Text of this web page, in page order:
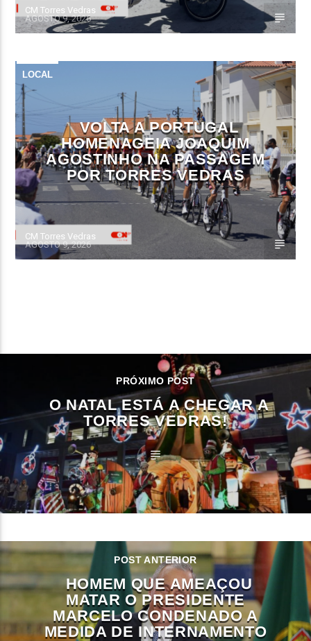
CM Torres Vedras
AGOSTO 9, 2026
LOCAL
VOLTA A PORTUGAL
HOMENAGEIA JOAQUIM
AGOSTINHO NA PASSAGEM
POR TORRES VEDRAS
CM Torres Vedras
AGOSTO 9, 2026
PRÓXIMO POST
O NATAL ESTÁ A CHEGAR A
TORRES VEDRAS!
POST ANTERIOR
HOMEM QUE AMEAÇOU
MATAR O PRESIDENTE
MARCELO CONDENADO A
MEDIDA DE INTERNAMENTO